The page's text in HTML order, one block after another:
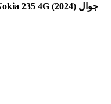
جوال Nokia 235 4G (2024)